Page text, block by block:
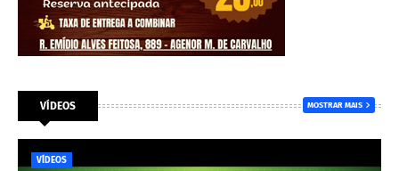
VÍDEOS MOSTRAR MAIS
VÍDEOS